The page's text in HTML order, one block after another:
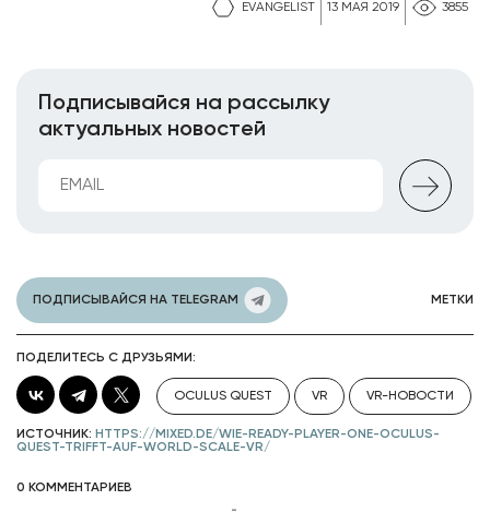
EVANGELIST 13 МАЯ 2019 3855
Подписывайся на рассылку
актуальных новостей
ПОДПИСЫВАЙСЯ НА TELEGRAM МЕТКИ
ПОДЕЛИТЕСЬ С ДРУЗЬЯМИ:
OCULUS QUEST VR VR-НОВОСТИ
ИСТОЧНИК: HTTPS://MIXED.DE/WIE-READY-PLAYER-ONE-OCULUS-
QUEST-TRIFFT-AUF-WORLD-SCALE-VR/
0 КОММЕНТАРИЕВ